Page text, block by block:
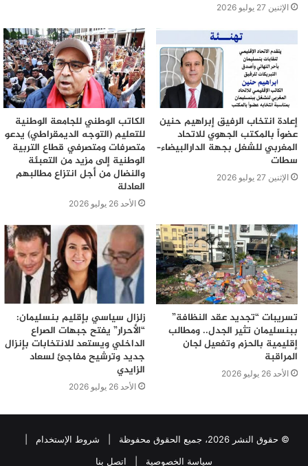
الإثنين 27 يوليو 2026
إعادة انتخاب الرفيق إبراهيم حنين
عضواً بالمكتب الجهوي للاتحاد
المغربي للشغل بجهة الدارالبيضاء–
سطات
الإثنين 27 يوليو 2026
الكاتب الوطني للجامعة الوطنية
للتعليم (التوجه الديمقراطي) يدعو
متصرفات ومتصرفي قطاع التربية
الوطنية إلى مزيد من التعبئة
والنضال من أجل انتزاع مطالبهم
العادلة
الأحد 26 يوليو 2026
تسريبات “تجديد عقد النظافة”
ببنسليمان تثير الجدل.. ومطالب
إقليمية بالحزم وتفعيل لجان
المراقبة
الأحد 26 يوليو 2026
زلزال سياسي بإقليم بنسليمان:
“الأحرار” يفتح جبهات الصراع
الداخلي ويستعد للانتخابات بإنزال
جديد وترشيح مفاجئ لسعاد
الزايدي
الأحد 26 يوليو 2026
© حقوق النشر 2026، جميع الحقوق محفوظة | شروط الإستخدام
سياسة الخصوصية
اتصل بنا